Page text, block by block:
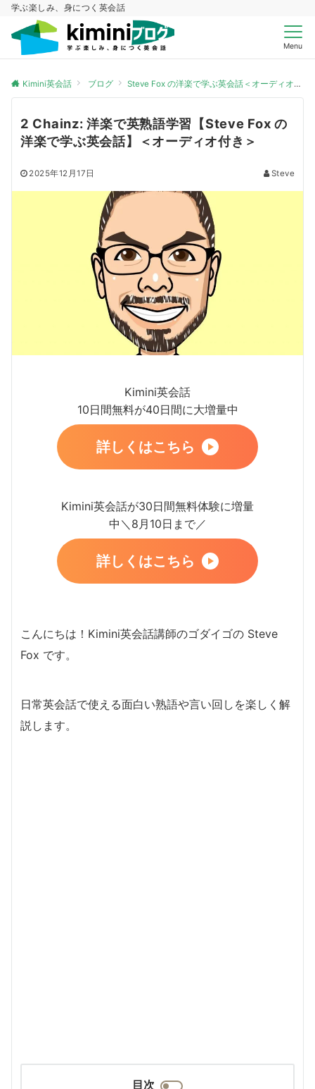
学ぶ楽しみ、身につく英会話
Menu
Kimini英会話 ブログ Steve Fox の洋楽で学ぶ英会話＜オーディオ付き＞
2 Chainz: 洋楽で英熟語学習【Steve Fox の
洋楽で学ぶ英会話】＜オーディオ付き＞
2025年12月17日 Steve
Kimini英会話
10日間無料が40日間に大増量中
詳しくはこちら
Kimini英会話が30日間無料体験に増量
中＼8月10日まで／
詳しくはこちら
こんにちは！Kimini英会話講師のゴダイゴの Steve
Fox です。
日常英会話で使える面白い熟語や言い回しを楽しく解
説します。
目次